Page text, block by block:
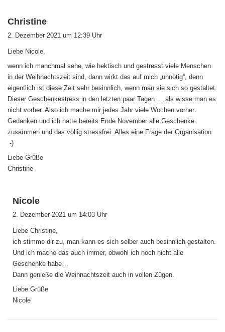
Christine
a
:
2. Dezember 2021 um 12:39 Uhr
Liebe Nicole,
wenn ich manchmal sehe, wie hektisch und gestresst viele Menschen
in der Weihnachtszeit sind, dann wirkt das auf mich „unnötig“, denn
eigentlich ist diese Zeit sehr besinnlich, wenn man sie sich so gestaltet.
Dieser Geschenkestress in den letzten paar Tagen … als wisse man es
nicht vorher. Also ich mache mir jedes Jahr viele Wochen vorher
Gedanken und ich hatte bereits Ende November alle Geschenke
zusammen und das völlig stressfrei. Alles eine Frage der Organisation
:-)
Liebe Grüße
Christine
Nicole
a
t
:
2. Dezember 2021 um 14:03 Uhr
Liebe Christine,
ich stimme dir zu, man kann es sich selber auch besinnlich gestalten.
Und ich mache das auch immer, obwohl ich noch nicht alle
Geschenke habe…
Dann genieße die Weihnachtszeit auch in vollen Zügen.
Liebe Grüße
Nicole